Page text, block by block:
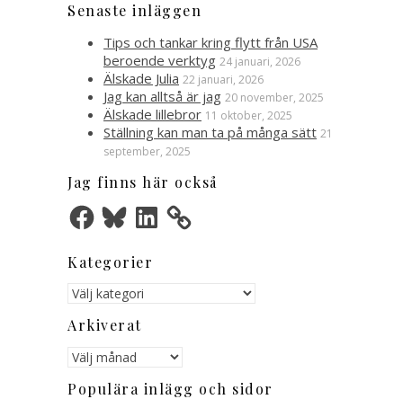
Senaste inläggen
Tips och tankar kring flytt från USA
beroende verktyg 24 januari, 2026
Älskade Julia 22 januari, 2026
Jag kan alltså är jag 20 november, 2025
Älskade lillebror 11 oktober, 2025
Ställning kan man ta på många sätt 21
september, 2025
Jag finns här också
FacebookBlueskyLinkedIn
Kategorier
Kategorier
Arkiverat
Arkiverat
Populära inlägg och sidor